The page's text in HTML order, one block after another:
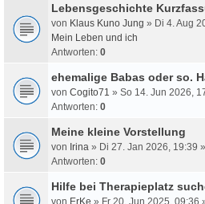
Lebensgeschichte
von Klaus Kuno Jung » Di 4. Aug
Mein Leben und ich
Antworten: 0
ehemalige Babas oder so.
von Cogito71 » So 14. Jun 2026,
Antworten: 0
Meine kleine Vorstellung
von Irina » Di 27. Jan 2026, 19:39
Antworten: 0
Hilfe bei Therapieplatz
von ErKe » Fr 20. Jun 2025, 09:36